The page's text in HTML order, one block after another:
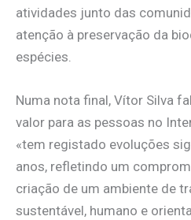
atividades junto das
atenção à preservação da
espécies.
Numa nota final, Vítor Silva
valor para as pessoas no
«tem registado evoluções
anos, refletindo um
criação de um ambiente de
sustentável, humano e